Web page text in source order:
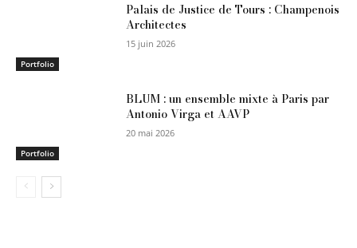
Portfolio
Palais de Justice de Tours : Champenois
Architectes
15 juin 2026
Portfolio
BLUM : un ensemble mixte à Paris par
Antonio Virga et AAVP
20 mai 2026